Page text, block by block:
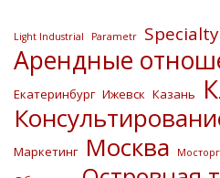
Light Industrial Parametr
Арендные
Екатеринбург Ижевск Казань
Маркетинг Москва Мосторг